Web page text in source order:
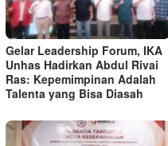
Gelar Leadership Forum, IKA
Unhas Hadirkan Abdul Rivai
Ras: Kepemimpinan Adalah
Talenta yang Bisa Diasah